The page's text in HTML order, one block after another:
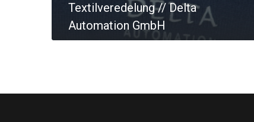
Textilveredelung // Delta
Automation GmbH